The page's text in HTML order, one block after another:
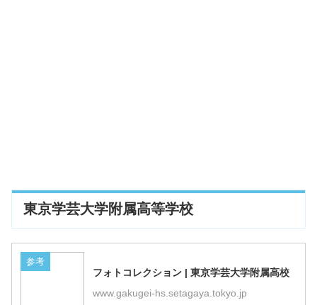
東京学芸大学附属高等学校
参考
フォトコレクション | 東京学芸大学附属高校
www.gakugei-hs.setagaya.tokyo.jp